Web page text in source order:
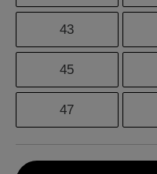
43
45
47